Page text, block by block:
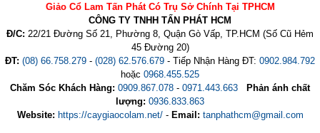
Giảo Cổ Lam Tấn Phát Có Trụ Sở Chính Tại TPHCM
CÔNG TY TNHH TẤN PHÁT HCM
Đ/C: 22/21 Đường Số 21, Phường 8, Quận Gò Vấp, TP.HCM (Số Cũ Hẻm
45 Đường 20)
ĐT: (08) 66.758.279 - (028) 62.576.679 - Tiếp Nhận Hàng ĐT: 0902.984.792
hoặc 0968.455.525
Chăm Sóc Khách Hàng: 0909.867.078 - 0971.443.663
Phản ánh chất
lượng: 0936.833.863
Website: https://caygiaocolam.net/- Email: tanphathcm@gmail.com